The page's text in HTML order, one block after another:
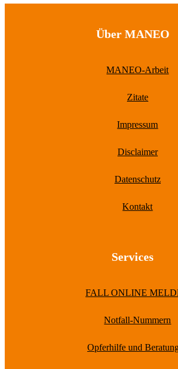
Über MANEO
MANEO-Arbeit
Zitate
Impressum
Disclaimer
Datenschutz
Kontakt
Services
FALL ONLINE
Notfall-Nummern
Opferhilfe und